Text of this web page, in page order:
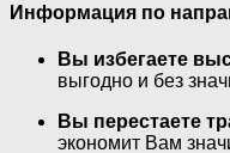
Информация по
Вы избегаете
выгодно и без
Вы перестаете
экономит Вам